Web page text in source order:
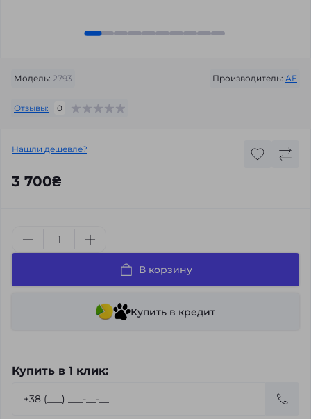
Модель: 2793 Производитель: АЕ
Отзывы: 0
Нашли дешевле?
3 700₴
В корзину
Купить в кредит
Купить в 1 клик: